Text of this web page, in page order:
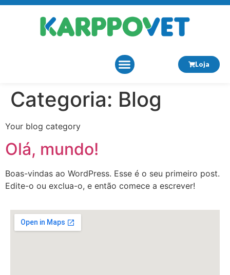
Loja
Categoria: Blog
Your blog category
Olá, mundo!
Boas-vindas ao WordPress. Esse é o seu primeiro post.
Edite-o ou exclua-o, e então comece a escrever!